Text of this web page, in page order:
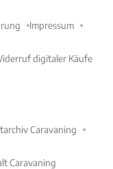
Impressum
digitaler Käufe
Caravaning
Caravaning